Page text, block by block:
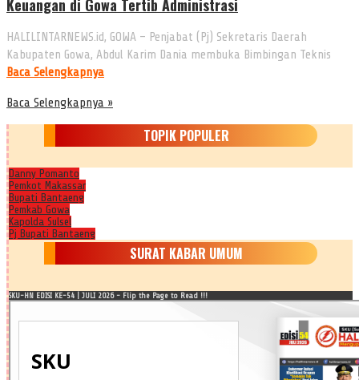
Keuangan di Gowa Tertib Administrasi
HALILINTARNEWS.id, GOWA – Penjabat (Pj) Sekretaris Daerah
Kabupaten Gowa, Abdul Karim Dania membuka Bimbingan Teknis
Baca Selengkapnya
Baca Selengkapnya »
TOPIK POPULER
Danny Pomanto
Pemkot Makassar
Bupati Bantaeng
Pemkab Gowa
Kapolda Sulsel
Pj Bupati Bantaeng
SURAT KABAR UMUM
SKU-HN EDISI KE-54 | JULI 2026 - Flip the Page to Read !!!